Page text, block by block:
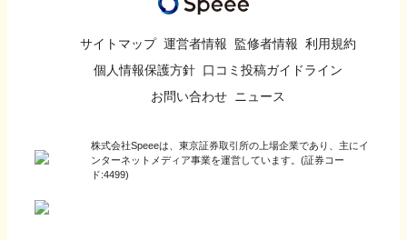
サイトマップ 運営者情報 監修者情報 利用規約
個人情報保護方針 口コミ投稿ガイドライン
お問い合わせ ニュース
株式会社Speeeは、東京証券取引所の上場企業であり、主にイ
ンターネットメディア事業を運営しています。(証券コー
ド:4499)